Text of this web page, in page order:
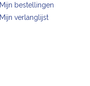
Mijn bestellingen
Mijn verlanglijst